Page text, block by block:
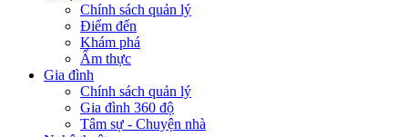
Chính sách quản lý
Điểm đến
Khám phá
Ẩm thực
Gia đình
Chính sách quản lý
Gia đình 360 độ
Tâm sự - Chuyện nhà